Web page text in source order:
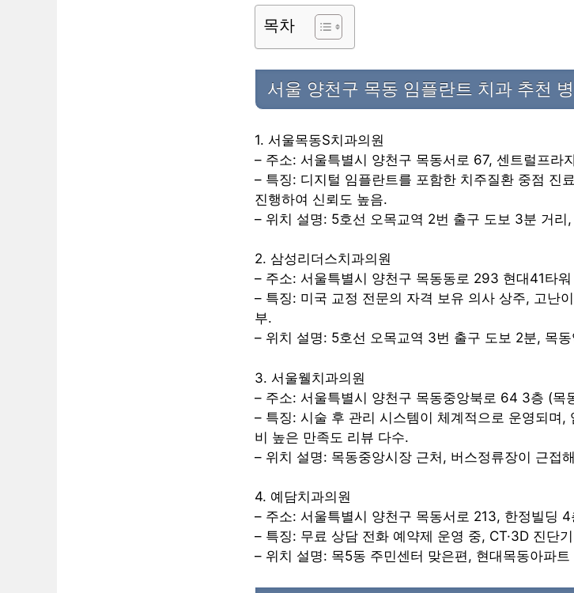
목차
서울 양천구 목동 임플란트 치과 추천
1. 서울목동S치과의원
– 주소: 서울특별시 양천구 목동서로 67, 센트럴프라
– 특징: 디지털 임플란트를 포함한 치주질환 중점 진
진행하여 신뢰도 높음.
– 위치 설명: 5호선 오목교역 2번 출구 도보 3분 거리
2. 삼성리더스치과의원
– 주소: 서울특별시 양천구 목동동로 293 현대41타
– 특징: 미국 교정 전문의 자격 보유 의사 상주, 고난
부.
– 위치 설명: 5호선 오목교역 3번 출구 도보 2분, 목
3. 서울웰치과의원
– 주소: 서울특별시 양천구 목동중앙북로 64 3층 (목
– 특징: 시술 후 관리 시스템이 체계적으로 운영되며,
비 높은 만족도 리뷰 다수.
– 위치 설명: 목동중앙시장 근처, 버스정류장이 근접
4. 예담치과의원
– 주소: 서울특별시 양천구 목동서로 213, 한정빌딩
– 특징: 무료 상담 전화 예약제 운영 중, CT·3D 진단
– 위치 설명: 목5동 주민센터 맞은편, 현대목동아파트